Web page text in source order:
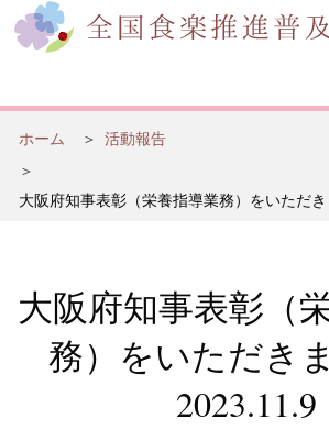
ホーム 活動報告
大阪府知事表彰（栄養指導業務）をいただ
大阪府知事表彰（
務）をいただき
2023.11.9